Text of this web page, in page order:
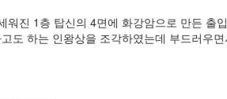
워진 1층 탑신의 4면에 화강암으로 만든 출
도 하는 인왕상을 조각하였는데 부드러우